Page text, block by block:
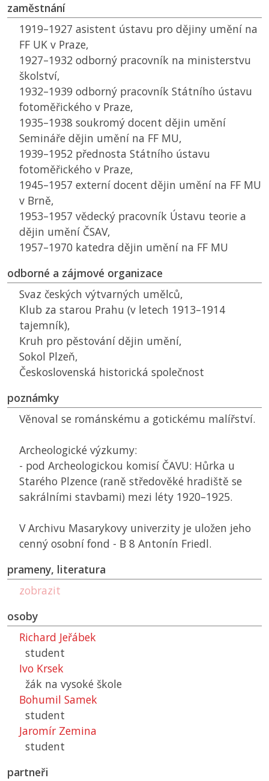
zaměstnání
1919–1927 asistent ústavu pro dějiny umění na
FF UK v Praze,
1927–1932 odborný pracovník na ministerstvu
školství,
1932–1939 odborný pracovník Státního ústavu
fotoměřického v Praze,
1935–1938 soukromý docent dějin umění
Semináře dějin umění na FF MU,
1939–1952 přednosta Státního ústavu
fotoměřického v Praze,
1945–1957 externí docent dějin umění na FF MU
v Brně,
1953–1957 vědecký pracovník Ústavu teorie a
dějin umění ČSAV,
1957–1970 katedra dějin umění na FF MU
odborné a zájmové organizace
Svaz českých výtvarných umělců,
Klub za starou Prahu (v letech 1913–1914
tajemník),
Kruh pro pěstování dějin umění,
Sokol Plzeň,
Československá historická společnost
poznámky
Věnoval se románskému a gotickému malířství.
Archeologické výzkumy:
- pod Archeologickou komisí ČAVU: Hůrka u
Starého Plzence (raně středověké hradiště se
sakrálními stavbami) mezi léty 1920–1925.
V Archivu Masarykovy univerzity je uložen jeho
cenný osobní fond - B 8 Antonín Friedl.
prameny, literatura
zobrazit
osoby
Richard Jeřábek
student
Ivo Krsek
žák na vysoké škole
Bohumil Samek
student
Jaromír Zemina
student
partneři